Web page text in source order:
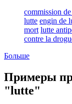
commission
lutte engin de
mort lutte
contre la
Больше
Примеры
"lutte"